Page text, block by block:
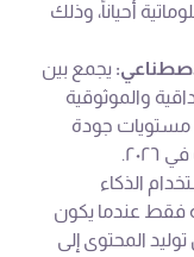
أحياناً، وذلك
يجمع بين
والموثوقية
مستويات جودة
الذكاء
فقط عندما يكون
المحتوى إلى